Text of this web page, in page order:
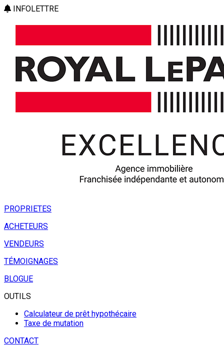
INFOLETTRE
PROPRIETES
ACHETEURS
VENDEURS
TÉMOIGNAGES
BLOGUE
OUTILS
Calculateur de prêt hypothécaire
Taxe de mutation
CONTACT